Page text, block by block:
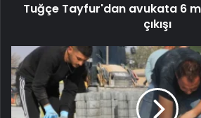
Tuğçe Tayfur'dan avukata 6
çıkışı